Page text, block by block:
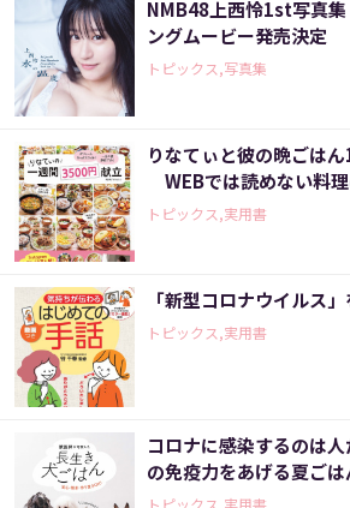
NMB48上西怜1st写真
ングムービー発売決定
トピックス,写真集
りなてぃと彼の晩ごは
WEBでは読めない料
トピックス,実用書
「新型コロナウイルス
トピックス,実用書
コロナに感染するのは
の免疫力をあげる夏ごは